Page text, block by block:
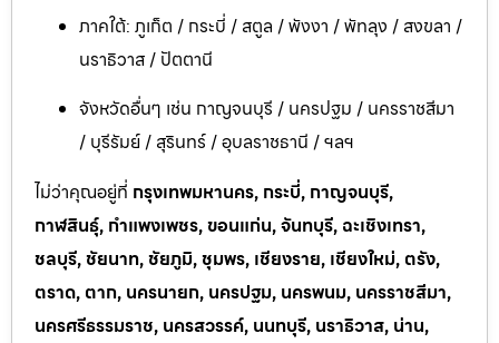
ภาคใต้: ภูเก็ต / กระบี่ / สตูล / พังงา / พัทลุง / สงขลา /
นราธิวาส / ปัตตานี
จังหวัดอื่นๆ เช่น กาญจนบุรี / นครปฐม / นครราชสีมา
/ บุรีรัมย์ / สุรินทร์ / อุบลราชธานี / ฯลฯ
ไม่ว่าคุณอยู่ที่ กรุงเทพมหานคร, กระบี่, กาญจนบุรี,
กาฬสินธุ์, กำแพงเพชร, ขอนแก่น, จันทบุรี, ฉะเชิงเทรา,
ชลบุรี, ชัยนาท, ชัยภูมิ, ชุมพร, เชียงราย, เชียงใหม่, ตรัง,
ตราด, ตาก, นครนายก, นครปฐม, นครพนม, นครราชสีมา,
นครศรีธรรมราช, นครสวรรค์, นนทบุรี, นราธิวาส, น่าน,